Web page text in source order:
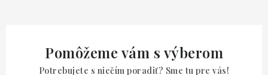
Pomôžeme vám s výberom
Potrebujete s niečím poradiť? Sme tu pre vás!